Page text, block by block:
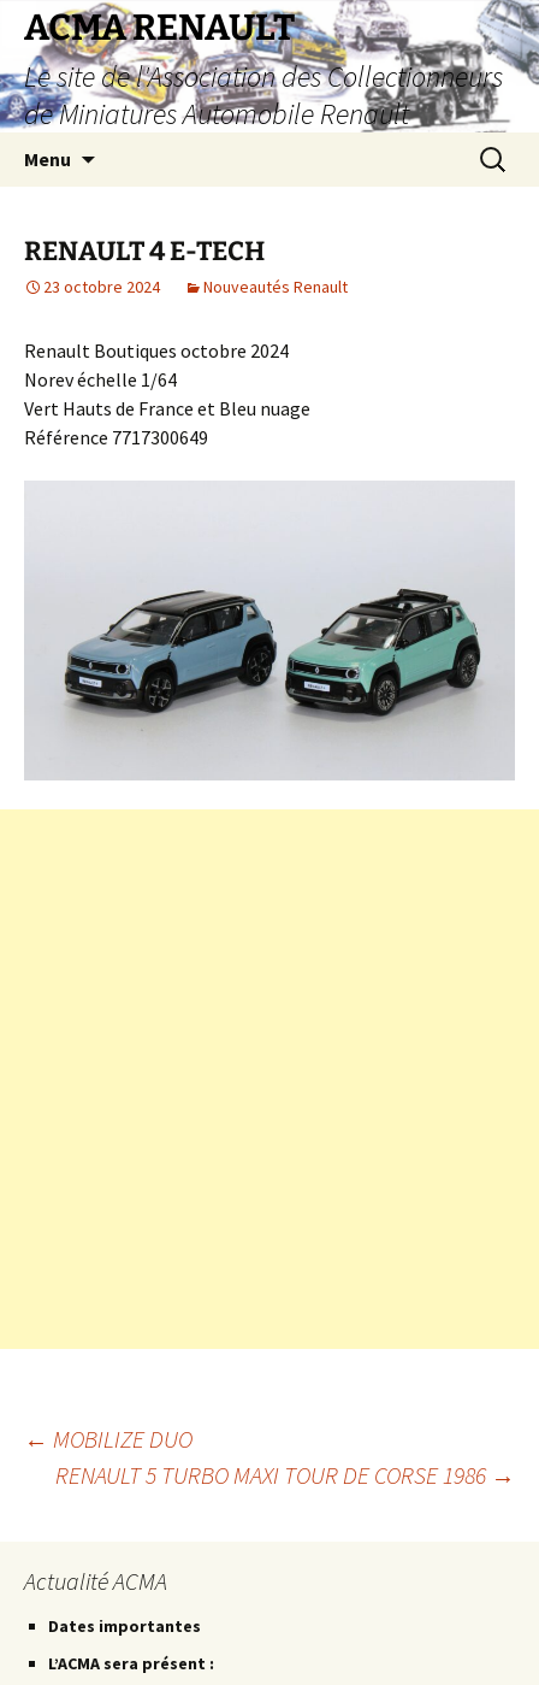
Aller
contenu
ACMA RENAULT
Le site de l'Association des Collectionneurs
de Miniatures Automobile Renault
Menu
RENAULT 4 E-TECH
23 octobre 2024 Nouveautés Renault
Renault Boutiques octobre 2024
Norev échelle 1/64
Vert Hauts de France et Bleu nuage
Référence 7717300649
Navigation
articles
← MOBILIZE DUO
RENAULT 5 TURBO MAXI TOUR DE CORSE 1986 →
Actualité ACMA
Dates importantes
L’ACMA sera présent :